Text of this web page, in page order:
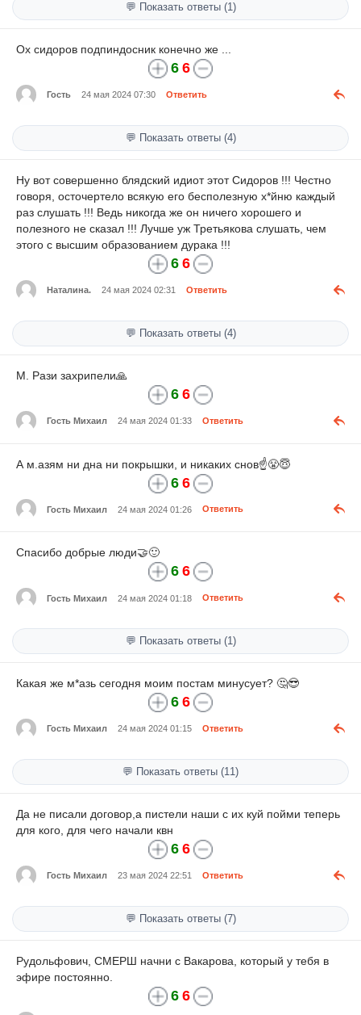
💬 Показать ответы (1)
Ох сидоров подпиндосник конечно же ...
6 6
Гость 24 мая 2024 07:30 Ответить
💬 Показать ответы (4)
Ну вот совершенно блядский идиот этот Сидоров !!! Честно
говоря, осточертело всякую его бесполезную х*йню каждый
раз слушать !!! Ведь никогда же он ничего хорошего и
полезного не сказал !!! Лучше уж Третьякова слушать, чем
этого с высшим образованием дурака !!!
6 6
Наталина. 24 мая 2024 02:31 Ответить
💬 Показать ответы (4)
М. Рази захрипели🙏
6 6
Гость Михаил 24 мая 2024 01:33 Ответить
А м.азям ни дна ни покрышки, и никаких снов☝😤😇
6 6
Гость Михаил 24 мая 2024 01:26 Ответить
Спасибо добрые люди🤝🙂
6 6
Гость Михаил 24 мая 2024 01:18 Ответить
💬 Показать ответы (1)
Какая же м*азь сегодня моим постам минусует? 🤔😎
6 6
Гость Михаил 24 мая 2024 01:15 Ответить
💬 Показать ответы (11)
Да не писали договор,а пистели наши с их куй пойми теперь
для кого, для чего начали квн
6 6
Гость Михаил 23 мая 2024 22:51 Ответить
💬 Показать ответы (7)
Рудольфович, СМЕРШ начни с Вакарова, который у тебя в
эфире постоянно.
6 6